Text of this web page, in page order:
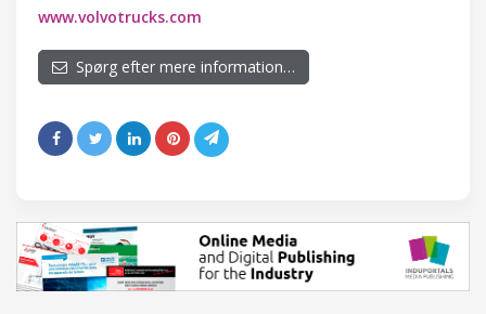
www.volvotrucks.com
Spørg efter mere information…